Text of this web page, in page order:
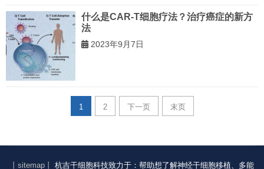
什么是CAR-T细胞疗法？治疗癌症的新方
法
2023年9月7日
1 2 下一页 末页
丨sitemap丨 杭吉干细胞科技致力于：帮助想了解神经干细胞移植、多能